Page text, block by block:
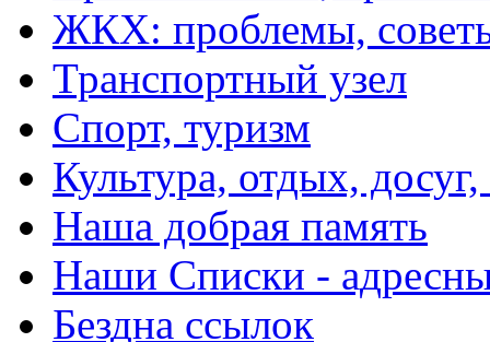
ЖКХ: проблемы,
Транспортный узел
Спорт, туризм
Культура, отдых,
Наша добрая память
Наши Списки -
Бездна ссылок